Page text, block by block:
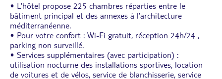
• L’hôtel propose 225 chambres réparties entre le
bâtiment principal et des annexes à l’architecture
méditerranéenne.
• Pour votre confort : Wi-Fi gratuit, réception 24h/24 ,
parking non surveillé.
• Services supplémentaires (avec participation) :
utilisation nocturne des installations sportives, location
de voitures et de vélos, service de blanchisserie, service